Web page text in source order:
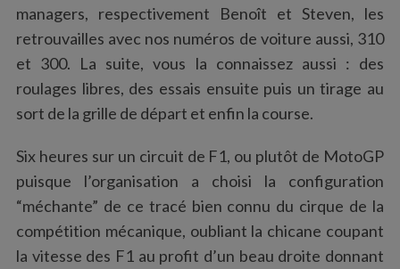
managers, respectivement Benoît et Steven, les
retrouvailles avec nos numéros de voiture aussi, 310
et 300. La suite, vous la connaissez aussi : des
roulages libres, des essais ensuite puis un tirage au
sort de la grille de départ et enfin la course.
Six heures sur un circuit de F1, ou plutôt de MotoGP
puisque l’organisation a choisi la configuration
“méchante” de ce tracé bien connu du cirque de la
compétition mécanique, oubliant la chicane coupant
la vitesse des F1 au profit d’un beau droite donnant